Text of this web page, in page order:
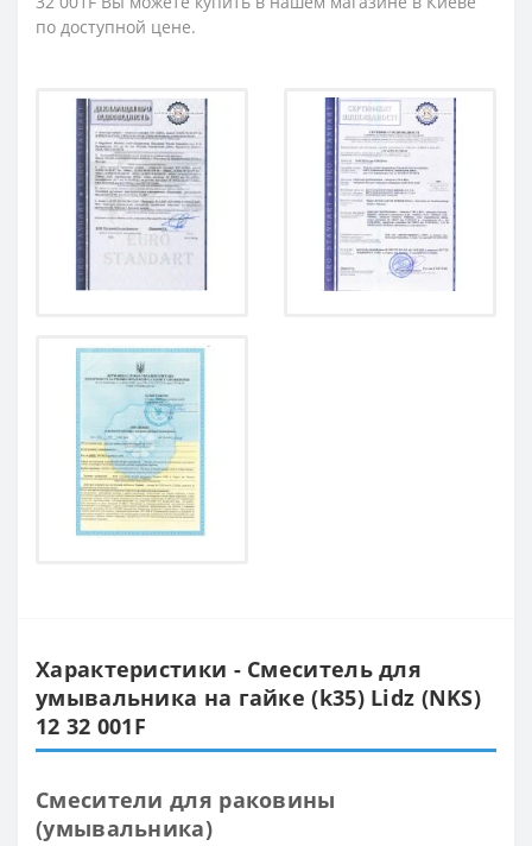
по доступной цене.
Характеристики - Смеситель для
умывальника на гайке (k35) Lidz (NKS)
12 32 001F
Смесители для раковины
(умывальника)